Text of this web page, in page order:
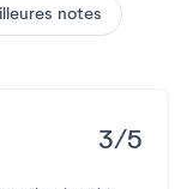
notes
3/5